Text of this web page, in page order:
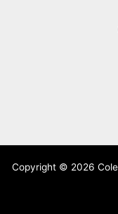
Copyright © 2026